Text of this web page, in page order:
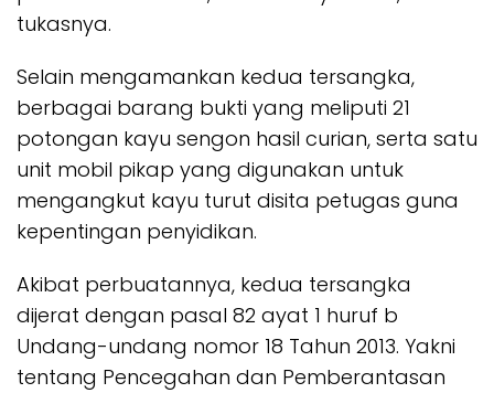
tukasnya.
Selain mengamankan kedua tersangka,
berbagai barang bukti yang meliputi 21
potongan kayu sengon hasil curian, serta satu
unit mobil pikap yang digunakan untuk
mengangkut kayu turut disita petugas guna
kepentingan penyidikan.
Akibat perbuatannya, kedua tersangka
dijerat dengan pasal 82 ayat 1 huruf b
Undang-undang nomor 18 Tahun 2013. Yakni
tentang Pencegahan dan Pemberantasan